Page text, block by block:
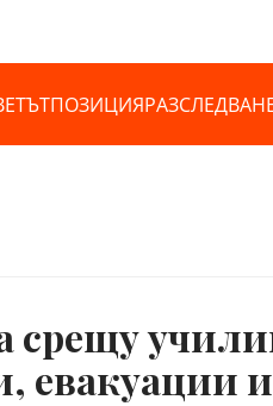
ПОЗИЦИЯ
срещу
и